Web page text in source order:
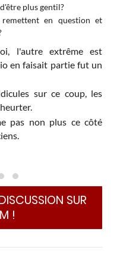
plus gentil?
en question et
l'autre extrême est
en faisait partie fut un
sur ce coup, les
pas non plus ce côté
SUR
!